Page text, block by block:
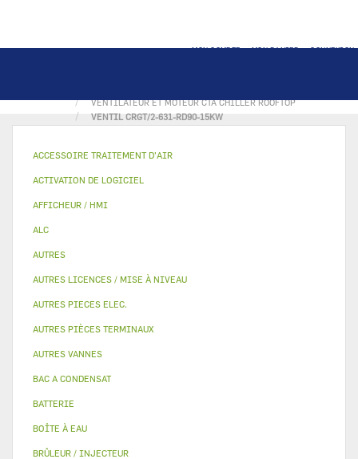
MON COMPTE MON PANIER CONNEXION
VENTILATEUR ET MOTEUR CTA CHILLER ROOFTOP
VENTIL CRGT/2-631-RD90-15KW
ACCESSOIRE TRAITEMENT D’AIR
ACTIVATION DE LOGICIEL
AFFICHEUR / HMI
ALC
AUTRES
AUTRES LICENCES / MISE À NIVEAU
AUTRES PIECES ELEC.
AUTRES PIÈCES TERMINAUX
AUTRES VANNES
BAC A CONDENSAT
BATTERIE
BOÎTE À EAU
BRÛLEUR / INJECTEUR